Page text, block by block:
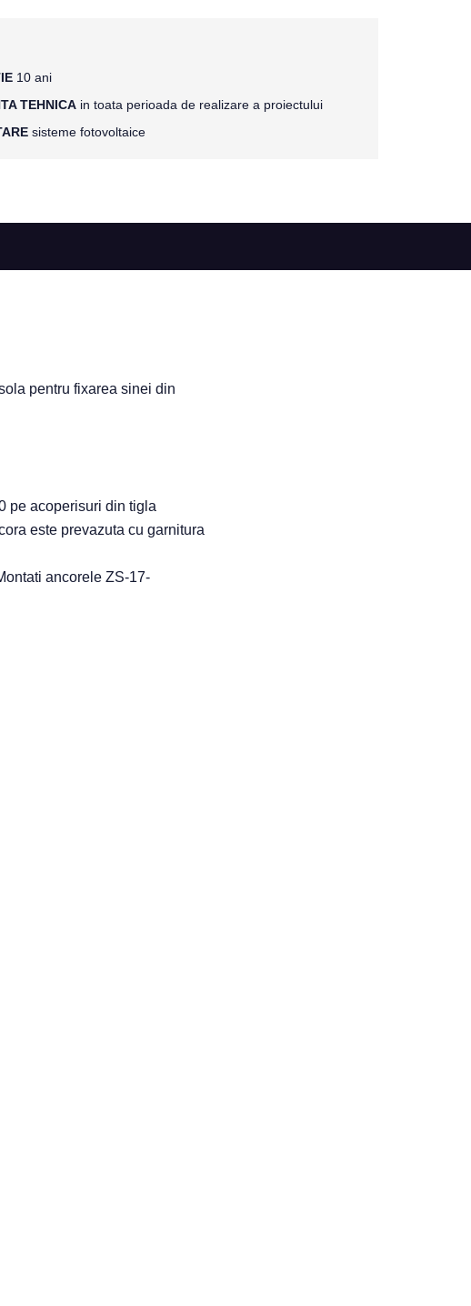
10 ani
TEHNICA in toata perioada de realizare a proiectului
sisteme fotovoltaice
pentru fixarea sinei din
pe acoperisuri din tigla
este prevazuta cu garnitura
ancorele ZS-17-